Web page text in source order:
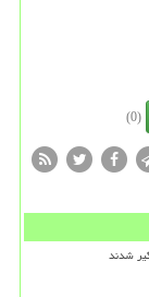
(0)